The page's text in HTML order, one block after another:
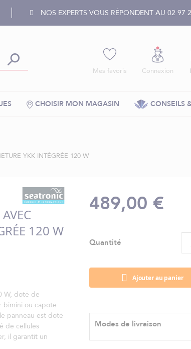
NOS EXPERTS VOUS RÉPONDENT AU 02 97
Mes favoris Connexion
CONSEILS
CHOISIR MON MAGASIN
YKK INTÉGRÉE 120 W
120 W
W, doté de
bimini ou capote
panneau est doté
de cellules
il garantit un
489,00 €
Quantité
Ajouter au panier
Modes de livraison